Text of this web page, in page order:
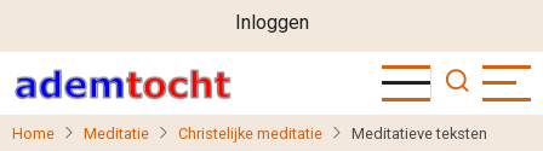
naar
de
inhoud
User
account
menu
Inloggen
Home Meditatie Christelijke meditatie Meditatieve teksten